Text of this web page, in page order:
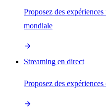
Proposez des
mondiale
Streaming en direct
Proposez des